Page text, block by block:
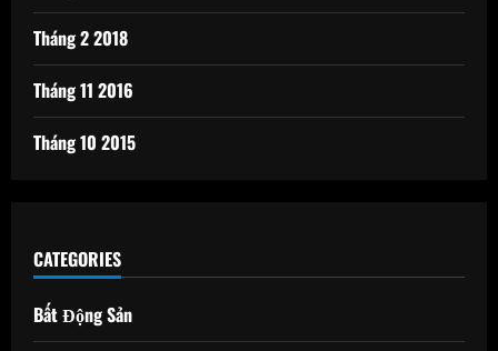
Tháng 2 2018
Tháng 11 2016
Tháng 10 2015
CATEGORIES
Bất Động Sản